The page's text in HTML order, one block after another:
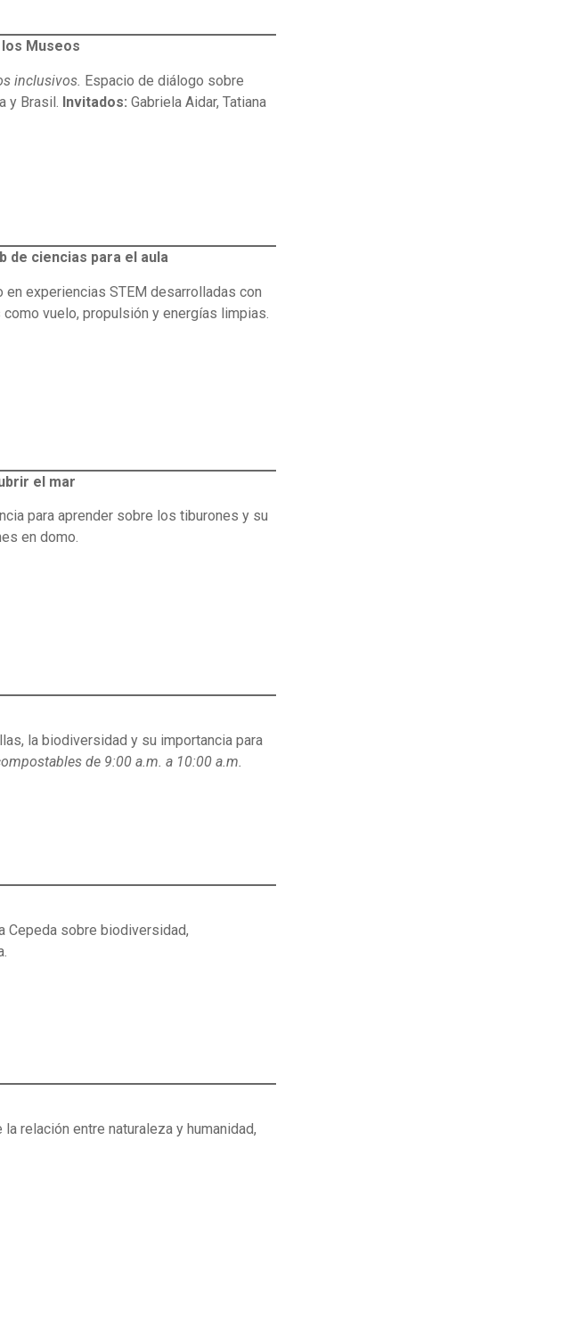
Museos
inclusivos. Espacio de diálogo sobre
y Brasil. Invitados: Gabriela Aidar, Tatiana
de ciencias para el aula
experiencias STEM desarrolladas con
vuelo, propulsión y energías limpias.
el mar
para aprender sobre los tiburones y su
en domo.
la biodiversidad y su importancia para
de 9:00 a.m. a 10:00 a.m.
Cepeda sobre biodiversidad,
relación entre naturaleza y humanidad,